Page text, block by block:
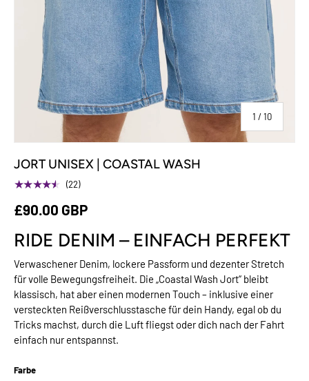
1 /von
10
JORT UNISEX | COASTAL WASH
★★★★★ (22)
£90.00 GBP
RIDE DENIM – EINFACH PERFEKT
Verwaschener Denim, lockere Passform und dezenter Stretch
für volle Bewegungsfreiheit. Die „Coastal Wash Jort“ bleibt
klassisch, hat aber einen modernen Touch – inklusive einer
versteckten Reißverschlusstasche für dein Handy, egal ob du
Tricks machst, durch die Luft fliegst oder dich nach der Fahrt
einfach nur entspannst.
Farbe